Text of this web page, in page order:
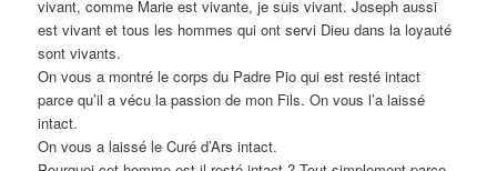
vivant, comme Marie est vivante, je suis vivant. Joseph aussi
est vivant et tous les hommes qui ont servi Dieu dans la loyauté
sont vivants.
On vous a montré le corps du Padre Pio qui est resté intact
parce qu’il a vécu la passion de mon Fils. On vous l’a laissé
intact.
On vous a laissé le Curé d’Ars intact.